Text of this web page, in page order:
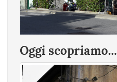
Oggi scopriamo...